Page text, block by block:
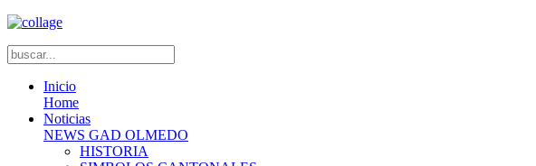
Inicio
Home
Noticias
NEWS GAD OLMEDO
HISTORIA